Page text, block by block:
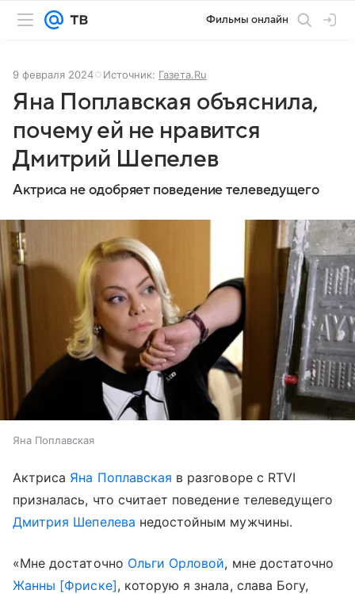
Фильмы онлайн
9 февраля 2024 Источник: Газета.Ru
Яна Поплавская объяснила,
почему ей не нравится
Дмитрий Шепелев
Актриса не одобряет поведение телеведущего
Яна Поплавская
Актриса Яна Поплавская в разговоре с RTVI
призналась, что считает поведение телеведущего
Дмитрия Шепелева недостойным мужчины.
«Мне достаточно Ольги Орловой, мне достаточно
Жанны [Фриске], которую я знала, слава Богу,